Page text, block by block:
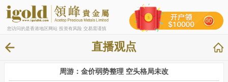
您访问的是香港地区网站 投资有风险 交易需谨慎
直播观点
周游：金价弱势整理 空头格局未改